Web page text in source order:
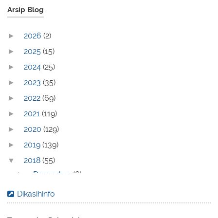
Arsip Blog
► 2026 (2)
► 2025 (15)
► 2024 (25)
► 2023 (35)
► 2022 (69)
► 2021 (119)
► 2020 (129)
► 2019 (139)
▼ 2018 (55)
► December (6)
► November
► October(4)
Dikasihinfo